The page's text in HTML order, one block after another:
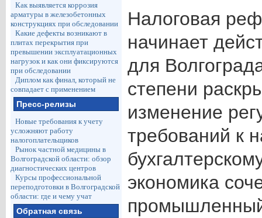
Как выявляется коррозия
арматуры в железобетонных
конструкциях при обследовании
Какие дефекты возникают в
плитах перекрытия при
превышении эксплуатационных
нагрузок и как они фиксируются
при обследовании
Диплом как финал, который не
совпадает с применением
Пресс-релизы
Новые требования к учету
усложняют работу
налогоплательщиков
Рынок частной медицины в
Волгоградской области: обзор
диагностических центров
Курсы профессиональной
переподготовки в Волгоградской
области: где и чему учат
Обратная связь
Налоговая
начинает
для
степени
изменение
требований к
экономика